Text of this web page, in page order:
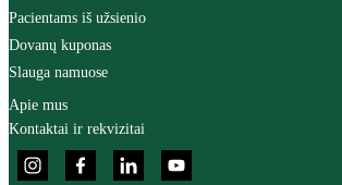
Pacientams iš užsienio
Dovanų kuponas
Slauga namuose
Apie mus
Kontaktai ir rekvizitai